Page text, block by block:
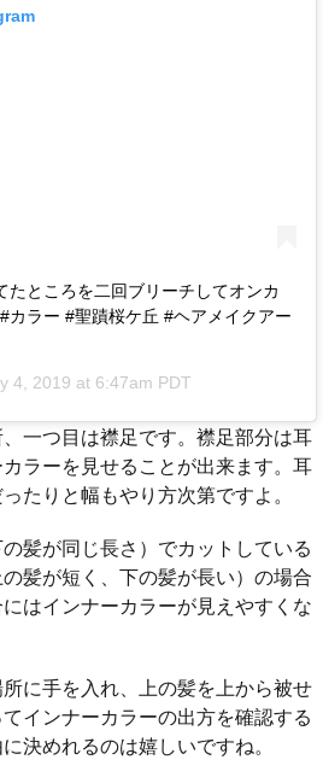
ところを二回ブリーチしてオンカ
ラー #聖蹟桜ケ丘 #ヘアメイクアー
4, 2019 at 6:47am PDT
一つ目は襟足です。襟足部分は耳
ラーを見せることが出来ます。耳
たりと幅もやり方次第ですよ。
髪が同じ長さ）でカットしている
髪が短く、下の髪が長い）の場合
はインナーカラーが見えやすくな
に手を入れ、上の髪を上から被せ
インナーカラーの出方を確認する
決めれるのは嬉しいですね。